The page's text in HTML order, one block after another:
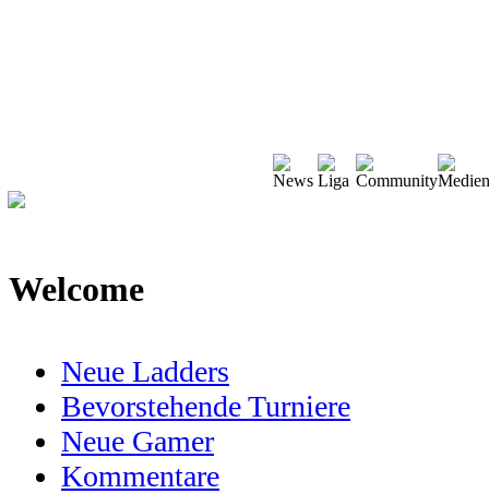
Welcome
Neue Ladders
Bevorstehende Turniere
Neue Gamer
Kommentare